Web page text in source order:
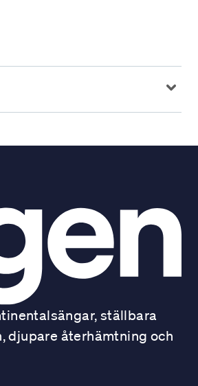
ställbara
djupare återhämtning och